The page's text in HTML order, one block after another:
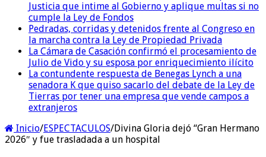
Justicia que intime al Gobierno y aplique multas si no
cumple la Ley de Fondos
Pedradas, corridas y detenidos frente al Congreso en
la marcha contra la Ley de Propiedad Privada
La Cámara de Casación confirmó el procesamiento de
Julio de Vido y su esposa por enriquecimiento ilícito
La contundente respuesta de Benegas Lynch a una
senadora K que quiso sacarlo del debate de la Ley de
Tierras por tener una empresa que vende campos a
extranjeros
Inicio/ESPECTACULOS/Divina Gloria dejó “Gran Hermano
2026″ y fue trasladada a un hospital